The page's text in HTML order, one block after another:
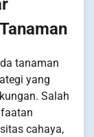
tanaman
yang
Salah
cahaya,